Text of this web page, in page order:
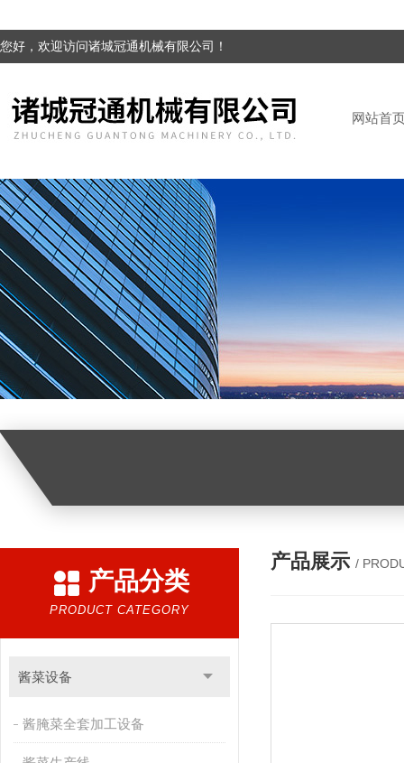
您好，欢迎访问诸城冠通机械有限公司！
网站首
产品分类
PRODUCT CATEGORY
酱菜设备
酱腌菜全套加工设备
产品展示 /